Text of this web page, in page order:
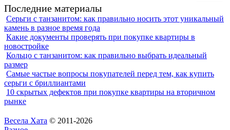
Последние материалы
Серьги с танзанитом: как правильно носить этот уникальный
камень в разное время года
Какие документы проверять при покупке квартиры в
новостройке
Кольцо с танзанитом: как правильно выбрать идеальный
размер
Самые частые вопросы покупателей перед тем, как купить
серьги с бриллиантами
10 скрытых дефектов при покупке квартиры на вторичном
рынке
Весела Хата © 2011-2026